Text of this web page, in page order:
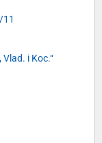
11
i Koc.“